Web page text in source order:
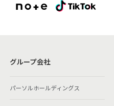
グループ会社
パーソルホールディングス